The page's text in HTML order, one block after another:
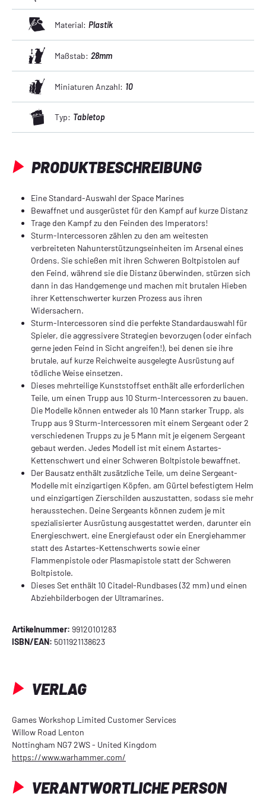
einen Abziehbilderbogen der Ultramarines.
PRODUKTBESCHREIBUNG
Eine Standard-Auswahl der Space Marines
Bewaffnet und ausgerüstet für den Kampf auf kurze Distanz
Trage den Kampf zu den Feinden des Imperators!
Sturm-Intercessoren zählen zu den am weitesten
verbreiteten Nahunterstützungseinheiten im Arsenal eines
Ordens. Sie schießen mit ihren Schweren Boltpistolen auf
den Feind, während sie die Distanz überwinden, stürzen sich
dann in das Handgemenge und machen mit brutalen Hieben
ihrer Kettenschwerter kurzen Prozess aus ihren
Widersachern.
Sturm-Intercessoren sind die perfekte Standardauswahl für
Spieler, die aggressivere Strategien bevorzugen (oder einfach
gerne jeden Feind in Sicht angreifen!), bei denen sie ihre
brutale, auf kurze Reichweite ausgelegte Ausrüstung auf
tödliche Weise einsetzen.
Dieses mehrteilige Kunststoffset enthält alle erforderlichen
Teile, um einen Trupp aus 10 Sturm-Intercessoren zu bauen.
Die Modelle können entweder als 10 Mann starker Trupp, als
Trupp aus 9 Sturm-Intercessoren mit einem Sergeant oder 2
verschiedenen Trupps zu je 5 Mann mit je eigenem Sergeant
gebaut werden. Jedes Modell ist mit einem Astartes-
Kettenschwert und einer Schweren Boltpistole bewaffnet.
Der Bausatz enthält zusätzliche Teile, um deine Sergeant-
Modelle mit einzigartigen Köpfen, am Gürtel befestigtem Helm
und einzigartigen Zierschilden auszustatten, sodass sie mehr
herausstechen. Deine Sergeants können zudem je mit
spezialisierter Ausrüstung ausgestattet werden, darunter ein
Energieschwert, eine Energiefaust oder ein Energiehammer
statt des Astartes-Kettenschwerts sowie einer
Flammenpistole oder Plasmapistole statt der Schweren
Boltpistole.
Dieses Set enthält 10 Citadel-Rundbases (32 mm) und einen
Abziehbilderbogen der Ultramarines.
Artikelnummer: 99120101283
ISBN/EAN: 5011921138623
VERLAG
Games Workshop Limited Customer Services
Willow Road Lenton
Nottingham NG7 2WS - United Kingdom
https://www.warhammer.com/
VERANTWORTLICHE PERSON
Material: Plastik
Maßstab: 28mm
Miniaturen Anzahl: 10
Typ: Tabletop